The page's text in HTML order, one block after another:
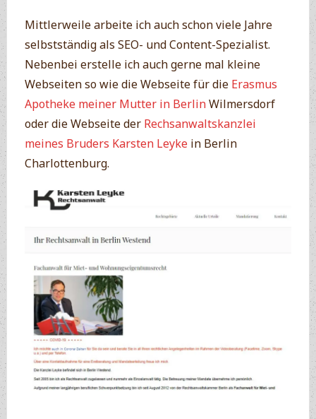
Mittlerweile arbeite ich auch schon viele Jahre
selbstständig als SEO- und Content-Spezialist.
Nebenbei erstelle ich auch gerne mal kleine
Webseiten so wie die Webseite für die Erasmus
Apotheke meiner Mutter in BerlinWilmersdorf
oder die Webseite der Rechsanwaltskanzlei
meines Bruders Karsten Leykein Berlin
Charlottenburg.